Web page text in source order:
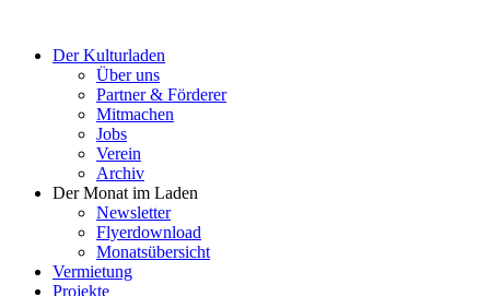
Der Kulturladen
Über uns
Partner & Förderer
Mitmachen
Jobs
Verein
Archiv
Der Monat im Laden
Newsletter
Flyerdownload
Monatsübersicht
Vermietung
Projekte